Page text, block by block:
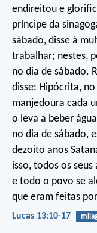
endireitou e
príncipe da
sábado, disse à
trabalhar; nestes,
no dia de sábado.
disse: Hipócrita,
manjedoura cada
o leva a beber
no dia de sábado,
dezoito anos
isso, todos os
e todo o povo se
que eram feitas
Lucas 13:10-17